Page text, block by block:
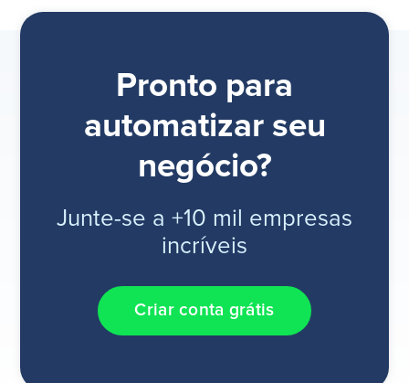
Pronto para
automatizar seu
negócio?
Junte-se a +10 mil empresas
incríveis
Criar conta grátis